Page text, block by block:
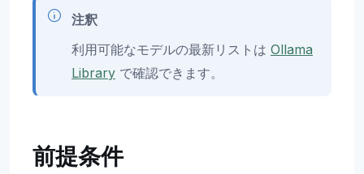
注釈
利用可能なモデルの最新リストは Ollama
Library で確認できます。
前提条件